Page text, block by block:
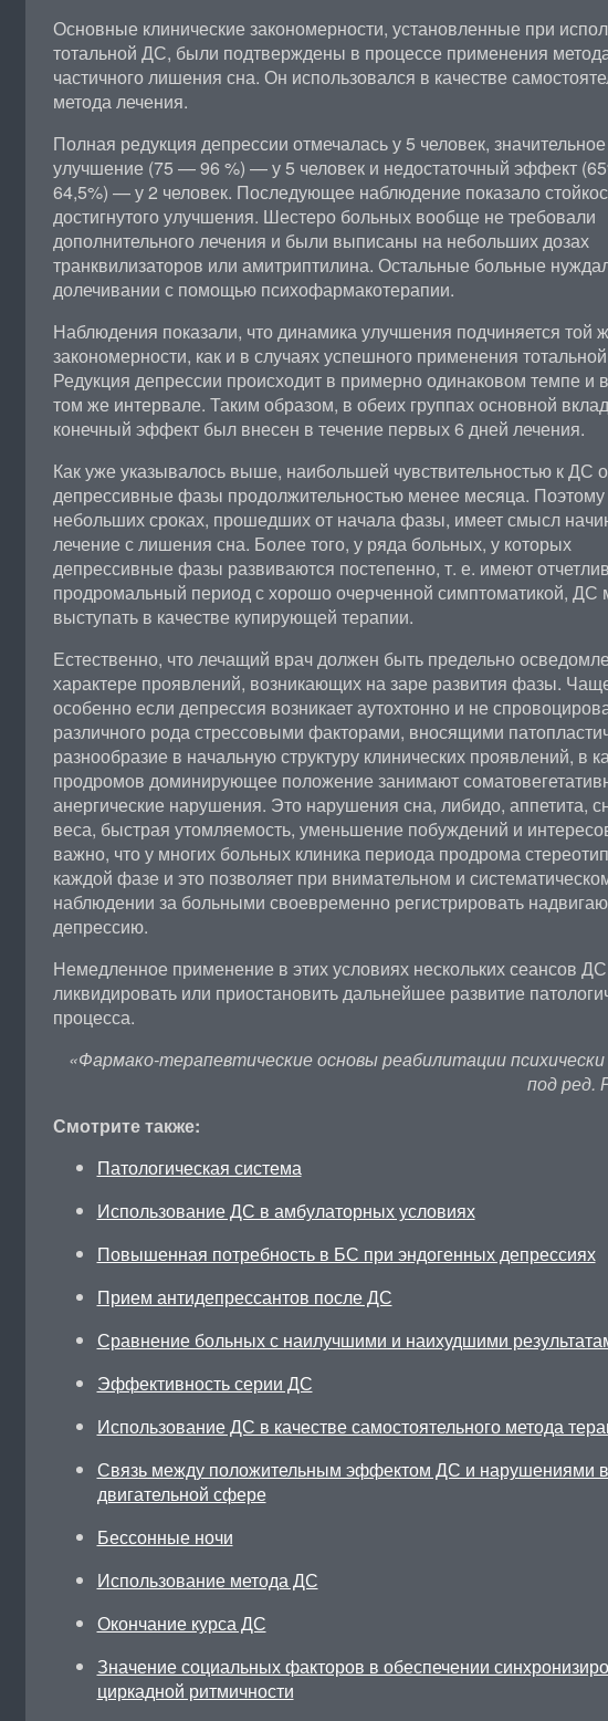
Основные клинические закономерности, установленные при
тотальной ДС, были подтверждены в процессе применения
частичного лишения сна. Он использовался в качестве
метода лечения.
Полная редукция депрессии отмечалась у 5 человек, значительное
улучшение (75 — 96 %) — у 5 человек и недостаточный эффект
64,5%) — у 2 человек. Последующее наблюдение показало
достигнутого улучшения. Шестеро больных вообще не требовали
дополнительного лечения и были выписаны на небольших дозах
транквилизаторов или амитриптилина. Остальные больные
долечивании с помощью психофармакотерапии.
Наблюдения показали, что динамика улучшения подчиняется той
закономерности, как и в случаях успешного применения
Редукция депрессии происходит в примерно одинаковом темпе и
том же интервале. Таким образом, в обеих группах основной
конечный эффект был внесен в течение первых 6 дней лечения.
Как уже указывалось выше, наибольшей чувствительностью к ДС
депрессивные фазы продолжительностью менее месяца. Поэтому
небольших сроках, прошедших от начала фазы, имеет смысл
лечение с лишения сна. Более того, у ряда больных, у которых
депрессивные фазы развиваются постепенно, т. е. имеют
продромальный период с хорошо очерченной симптоматикой, ДС
выступать в качестве купирующей терапии.
Естественно, что лечащий врач должен быть предельно
характере проявлений, возникающих на заре развития фазы.
особенно если депрессия возникает аутохтонно и не
различного рода стрессовыми факторами, вносящими
разнообразие в начальную структуру клинических проявлений, в
продромов доминирующее положение занимают
анергические нарушения. Это нарушения сна, либидо, аппетита,
веса, быстрая утомляемость, уменьшение побуждений и
важно, что у многих больных клиника периода продрома
каждой фазе и это позволяет при внимательном и
наблюдении за больными своевременно регистрировать
депрессию.
Немедленное применение в этих условиях нескольких сеансов
ликвидировать или приостановить дальнейшее развитие
процесса.
«Фармако-терапевтические основы реабилитации
под ред.
Смотрите также:
Патологическая система
Использование ДС в амбулаторных условиях
Повышенная потребность в БС при эндогенных депрессиях
Прием антидепрессантов после ДС
Сравнение больных с наилучшими и наихудшими
Эффективность серии ДС
Использование ДС в качестве самостоятельного метода
Связь между положительным эффектом ДС и нарушениями в
двигательной сфере
Бессонные ночи
Использование метода ДС
Окончание курса ДС
Значение социальных факторов в обеспечении
циркадной ритмичности